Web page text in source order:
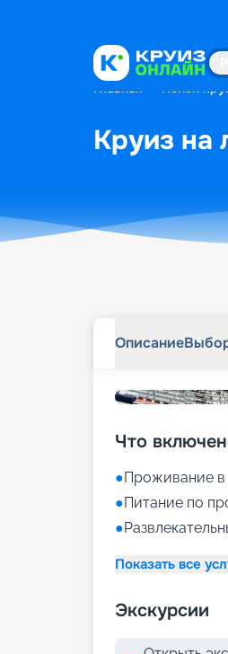
Главная Поиск
Круиз на
Описание
Что
●Проживание в
●Питание по
●
Показать все
Экскурсии